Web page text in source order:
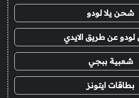
شحن يلا لودو
عن طريق الايدي
شعبية ببجي
بطاقات ايتونز